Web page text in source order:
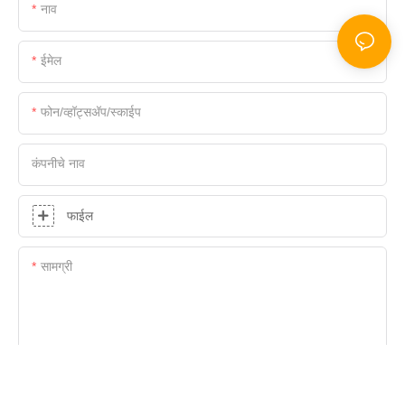
नाव
ईमेल
फोन/व्हॉट्सअ‍ॅप/स्काईप
कंपनीचे नाव
फाईल
सामग्री